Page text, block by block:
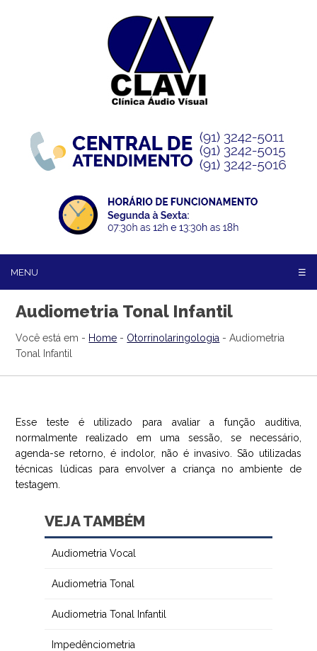
MENU ☰
HOME
EXAMES
AGENDAMENTO
NOTÍCIAS
Audiometria Tonal Infantil
Você está em - Home - Otorrinolaringologia - Audiometria
Tonal Infantil
Esse teste é utilizado para avaliar a função auditiva,
normalmente realizado em uma sessão, se necessário,
agenda-se retorno, é indolor, não é invasivo. São utilizadas
técnicas lúdicas para envolver a criança no ambiente de
testagem.
VEJA TAMBÉM
Audiometria Vocal
Audiometria Tonal
Audiometria Tonal Infantil
Impedênciometria